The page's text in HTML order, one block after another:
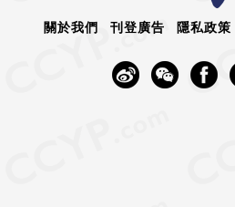
關於我們 刊登廣告 隱私政策